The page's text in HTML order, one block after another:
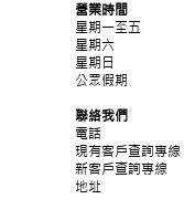
營業時間
星期一至
星期六
星期日
公眾假期
聯絡我們
電話
現有客戶查
新客戶查
地址 香港元